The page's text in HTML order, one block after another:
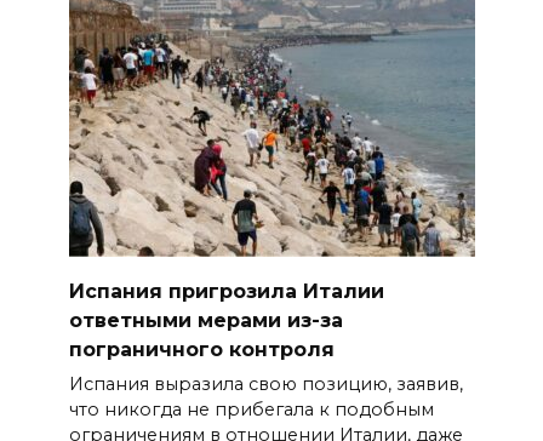
Испания пригрозила Италии
ответными мерами из-за
пограничного контроля
Испания выразила свою позицию, заявив,
что никогда не прибегала к подобным
ограничениям в отношении Италии, даже